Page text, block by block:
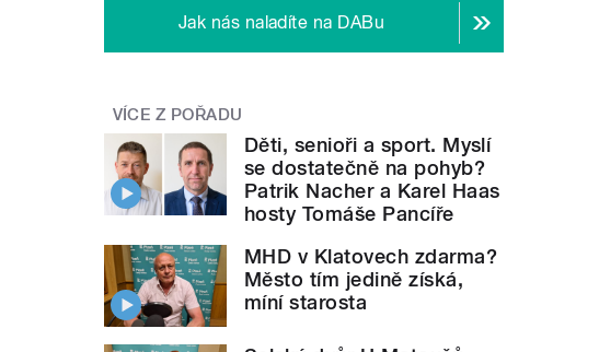
Jak nás naladíte na DABu
VÍCE Z POŘADU
Děti, senioři a sport. Myslí
se dostatečně na pohyb?
Patrik Nacher a Karel Haas
hosty Tomáše Pancíře
MHD v Klatovech zdarma?
Město tím jedině získá,
míní starosta